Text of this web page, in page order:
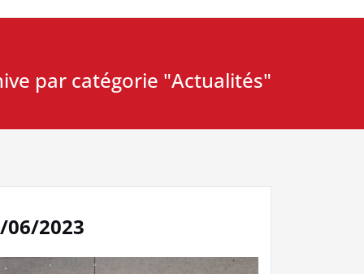
par catégorie "Actualités"
2023